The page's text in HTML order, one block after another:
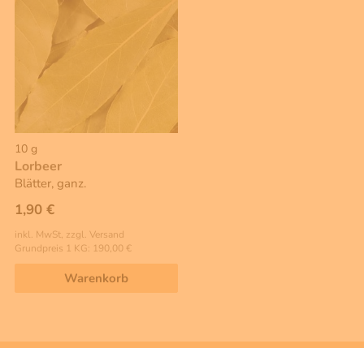
10 g
Lorbeer
Blätter, ganz.
1,90 €
inkl. MwSt, zzgl. Versand
Grundpreis 1 KG: 190,00 €
Warenkorb